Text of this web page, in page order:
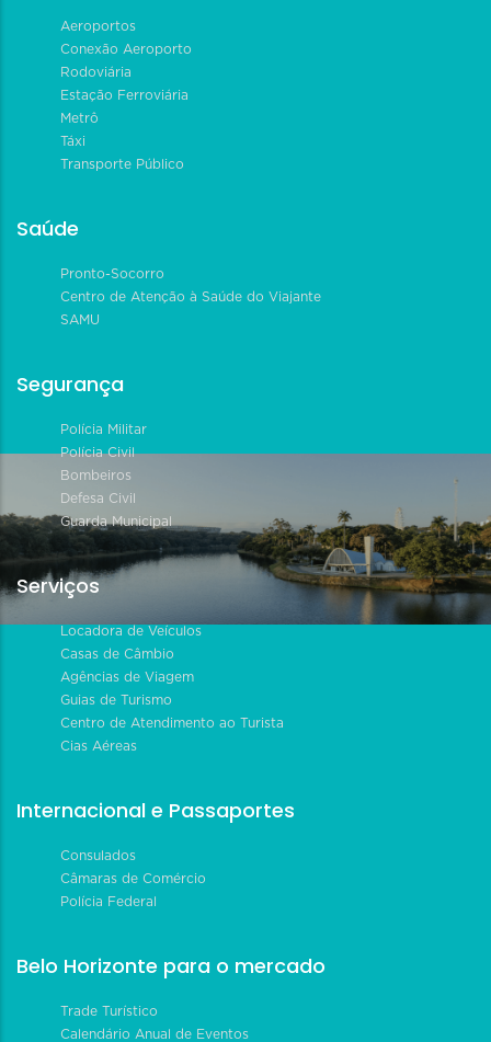
Aeroportos
Conexão Aeroporto
Rodoviária
Estação Ferroviária
Metrô
Táxi
Transporte Público
Saúde
Pronto-Socorro
Centro de Atenção à Saúde do Viajante
SAMU
Segurança
Polícia Militar
Polícia Civil
Bombeiros
Defesa Civil
Guarda Municipal
Serviços
Locadora de Veículos
Casas de Câmbio
Agências de Viagem
Guias de Turismo
Centro de Atendimento ao Turista
Cias Aéreas
Internacional e Passaportes
Consulados
Câmaras de Comércio
Polícia Federal
Belo Horizonte para o mercado
Trade Turístico
Calendário Anual de Eventos